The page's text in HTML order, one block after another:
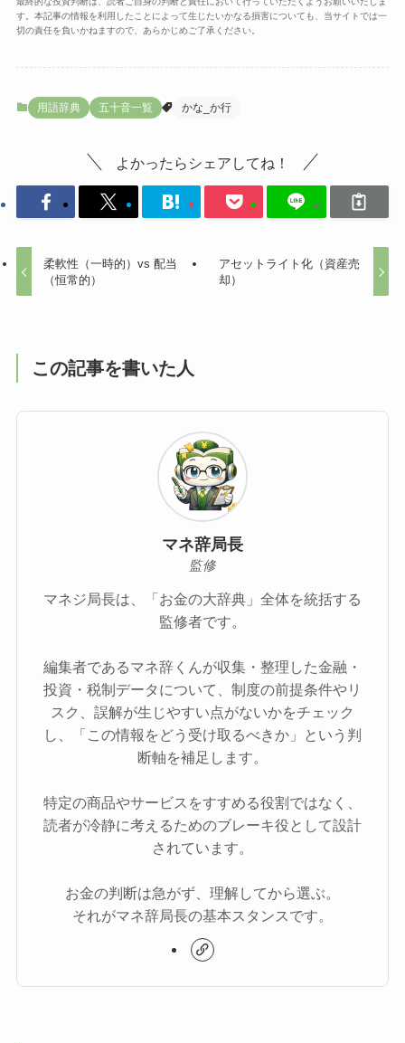
す。本記事の情報を利用したことによって生じたいかなる損害についても、当サイトでは一
切の責任を負いかねますので、あらかじめご了承ください。
用語辞典 五十音一覧 かな_か行
よかったらシェアしてね！
柔軟性（一時的）vs 配当
（恒常的）
アセットライト化（資産売
却）
この記事を書いた人
マネ辞局長
監修
マネジ局長は、「お金の大辞典」全体を統括する
監修者です。
編集者であるマネ辞くんが収集・整理した金融・
投資・税制データについて、制度の前提条件やリ
スク、誤解が生じやすい点がないかをチェック
し、「この情報をどう受け取るべきか」という判
断軸を補足します。
特定の商品やサービスをすすめる役割ではなく、
読者が冷静に考えるためのブレーキ役として設計
されています。
お金の判断は急がず、理解してから選ぶ。
それがマネ辞局長の基本スタンスです。